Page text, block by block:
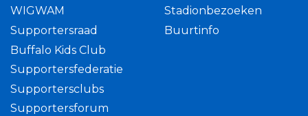
WIGWAM
Supportersraad
Buffalo Kids Club
Supportersfederatie
Supportersclubs
Supportersforum
Stadionbezoeken
Buurtinfo